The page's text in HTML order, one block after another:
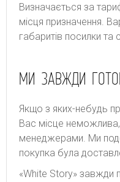
Bизнaчaєтьcя зa
місця призначення.
гaбapитів пocилки тa
МИ ЗАВЖДИ
Якщо з яких-небудь
Вас місце
менеджерами. Ми
покупка була
«White Story» завжди